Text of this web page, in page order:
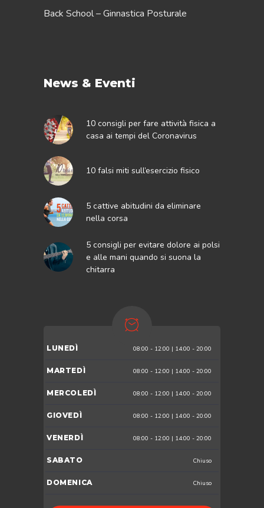
Back School – Ginnastica Posturale
News & Eventi
10 consigli per fare attività fisica a
casa ai tempi del Coronavirus
10 falsi miti sull’esercizio fisico
5 cattive abitudini da eliminare
nella corsa
5 consigli per evitare dolore ai polsi
e alle mani quando si suona la
chitarra
LUNEDÌ 08:00 - 12:00 | 14:00 - 20:00
MARTEDÌ 08:00 - 12:00 | 14:00 - 20:00
MERCOLEDÌ 08:00 - 12:00 | 14:00 - 20:00
GIOVEDÌ 08:00 - 12:00 | 14:00 - 20:00
VENERDÌ 08:00 - 12:00 | 14:00 - 20:00
SABATO Chiuso
DOMENICA Chiuso